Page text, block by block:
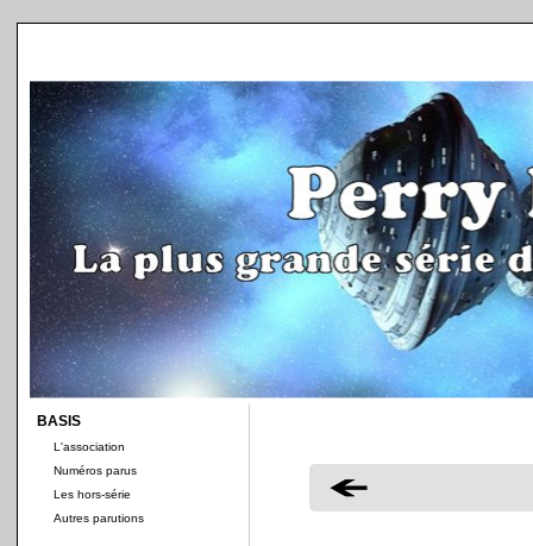
BASIS
L'association
Numéros parus
Les hors-série
Autres parutions